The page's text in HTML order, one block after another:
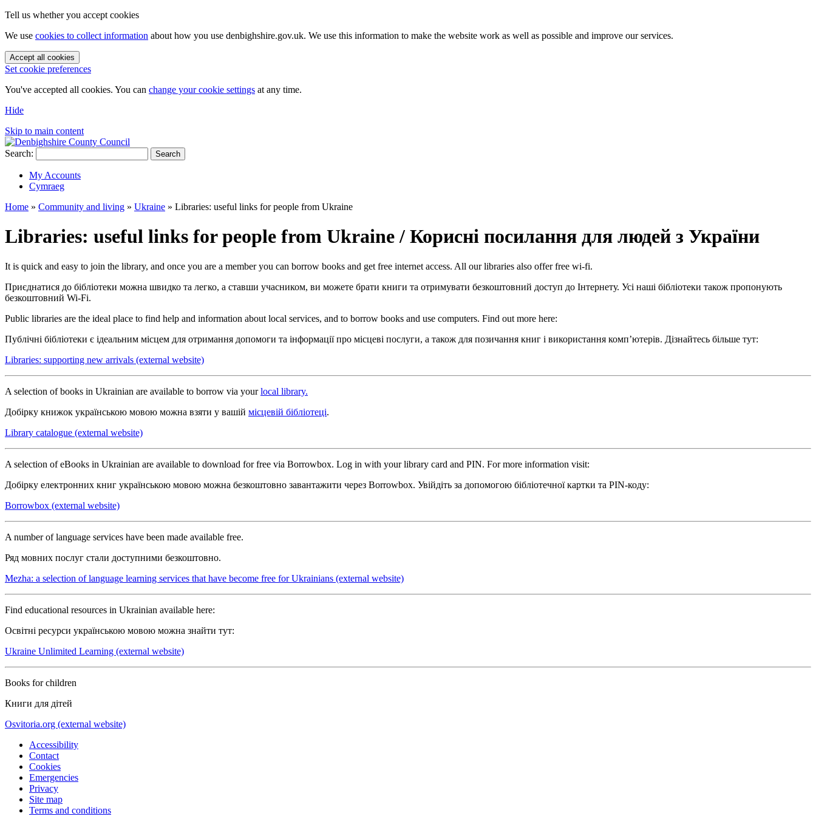
Tell us whether you accept cookies
We use cookies to collect information about how you use denbighshire.gov.uk. We use this information to make the website work as well as possible and improve our services.
Accept all cookies
Set cookie preferences
You've accepted all cookies. You can change your cookie settings at any time.
Hide
Skip to main content
Search: Search
My Accounts
Cymraeg
Home » Community and living » Ukraine » Libraries: useful links for people from Ukraine
Libraries: useful links for people from Ukraine / Корисні посилання для людей з України
It is quick and easy to join the library, and once you are a member you can borrow books and get free internet access. All our libraries also offer free wi-fi.
Приєднатися до бібліотеки можна швидко та легко, а ставши учасником, ви можете брати книги та отримувати безкоштовний доступ до Інтернету. Усі наші бібліотеки також пропонують
безкоштовний Wi-Fi.
Public libraries are the ideal place to find help and information about local services, and to borrow books and use computers. Find out more here:
Публічні бібліотеки є ідеальним місцем для отримання допомоги та інформації про місцеві послуги, а також для позичання книг і використання комп’ютерів. Дізнайтесь більше тут:
Libraries: supporting new arrivals (external website)
A selection of books in Ukrainian are available to borrow via yourlocal library.
Добірку книжок українською мовою можна взяти у вашій місцевій бібліотеці.
Library catalogue (external website)
A selection of eBooks in Ukrainian are available to download for free via Borrowbox. Log in with your library card and PIN. For more information visit:
Добірку електронних книг українською мовою можна безкоштовно завантажити через Borrowbox. Увійдіть за допомогою бібліотечної картки та PIN-коду:
Borrowbox (external website)
A number of language services have been made available free.
Ряд мовних послуг стали доступними безкоштовно.
Mezha: a selection of language learning services that have become free for Ukrainians (external website)
Find educational resources in Ukrainian available here:
Освітні ресурси українською мовою можна знайти тут:
Ukraine Unlimited Learning (external website)
Books for children
Книги для дітей
Osvitoria.org (external website)
Accessibility
Contact
Cookies
Emergencies
Privacy
Site map
Terms and conditions